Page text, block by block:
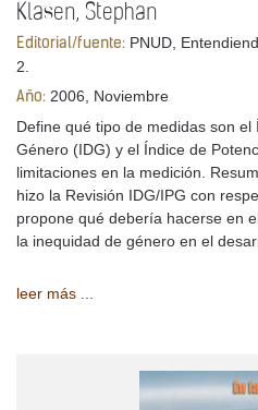
Klasen, Stephan
Editorial/fuente: PNUD,
2.
Año: 2006, Noviembre
Define qué tipo de medidas son el
Género (IDG) y el Índice de
limitaciones en la medición.
hizo la Revisión IDG/IPG con
propone qué debería hacerse en
la inequidad de género en el
leer más ...